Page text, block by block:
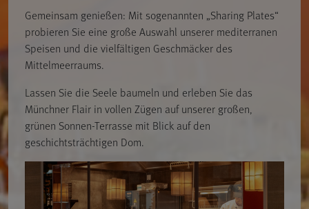
Gemeinsam genießen: Mit sogenannten „Sharing Plates“
probieren Sie eine große Auswahl unserer mediterranen
Speisen und die vielfältigen Geschmäcker des
Mittelmeerraums.
Lassen Sie die Seele baumeln und erleben Sie das
Münchner Flair in vollen Zügen auf unserer großen,
grünen Sonnen-Terrasse mit Blick auf den
geschichtsträchtigen Dom.